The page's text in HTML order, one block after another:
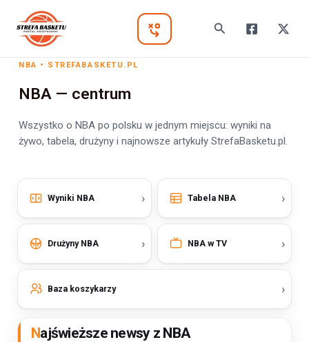
content
Main
Search
NBA • STREFABASKETU.PL
NBA — centrum
Wszystko o NBA po polsku w jednym miejscu: wyniki na
żywo, tabela, drużyny i najnowsze artykuły StrefaBasketu.pl.
Wyniki NBA › Tabela NBA ›
Drużyny NBA › NBA w TV ›
Baza koszykarzy ›
Najświeższe newsy z NBA